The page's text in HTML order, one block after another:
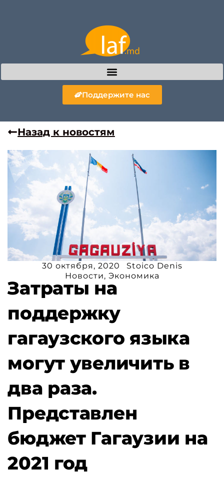
Поддержите нас
Назад к новостям
30 октября, 2020
Stoico Denis
Новости, Экономика
Затраты на
поддержку
гагаузского языка
могут увеличить в
два раза.
Представлен
бюджет Гагаузии на
2021 год